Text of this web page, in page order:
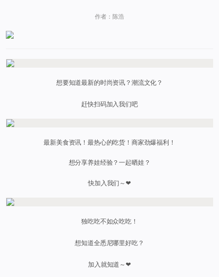
作者：陈浩
想要知道最新的时尚资讯？潮流文化？
赶快扫码加入我们吧
最新美食资讯！最热心的吃货！商家劲爆福利！
想分享养娃经验？一起晒娃？
快加入我们～❤
独吃吃不如众吃吃！
想知道全悉尼哪里好吃？
加入就知道～❤